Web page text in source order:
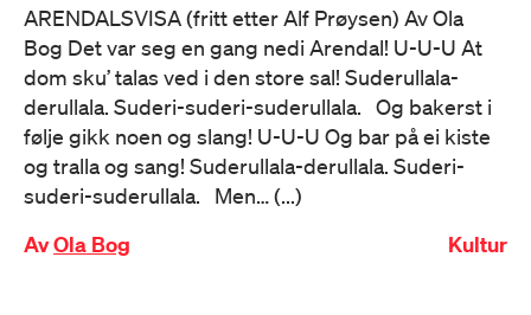
ARENDALSVISA (fritt etter Alf Prøysen) Av Ola
Bog Det var seg en gang nedi Arendal! U-U-U At
dom sku’ talas ved i den store sal! Suderullala-
derullala. Suderi-suderi-suderullala. Og bakerst i
følje gikk noen og slang! U-U-U Og bar på ei kiste
og tralla og sang! Suderullala-derullala. Suderi-
suderi-suderullala. Men… (...)
AvOla Bog Kultur